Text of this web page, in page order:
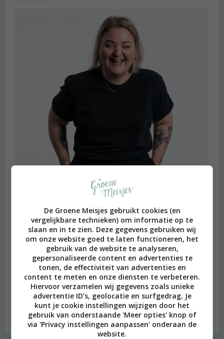
beeld: Ari Versluis
Hi, ik ben Merel! Ik neem je graag mee in mijn persoonlijke
onderzoek naar een duurzame en meer bewuste leefstijl.
Welkom op mijn blog!
De Groene Meisjes gebruikt cookies (en
vergelijkbare technieken) om informatie op te
slaan en in te zien. Deze gegevens gebruiken wij
om onze website goed te laten functioneren, het
gebruik van de website te analyseren,
gepersonaliseerde content en advertenties te
tonen, de effectiviteit van advertenties en
content te meten en onze diensten te verbeteren.
Hiervoor verzamelen wij gegevens zoals unieke
advertentie ID’s, geolocatie en surfgedrag. Je
kunt je cookie instellingen wijzigen door het
gebruik van onderstaande 'Meer opties' knop of
via 'Privacy instellingen aanpassen' onderaan de
website.